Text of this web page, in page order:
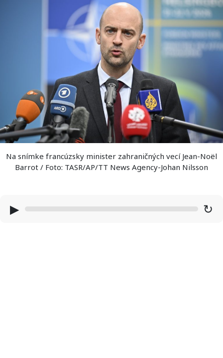
Na snímke francúzsky minister zahraničných vecí Jean-Noël
Barrot / Foto: TASR/AP/TT News Agency-Johan Nilsson
▶ ↻